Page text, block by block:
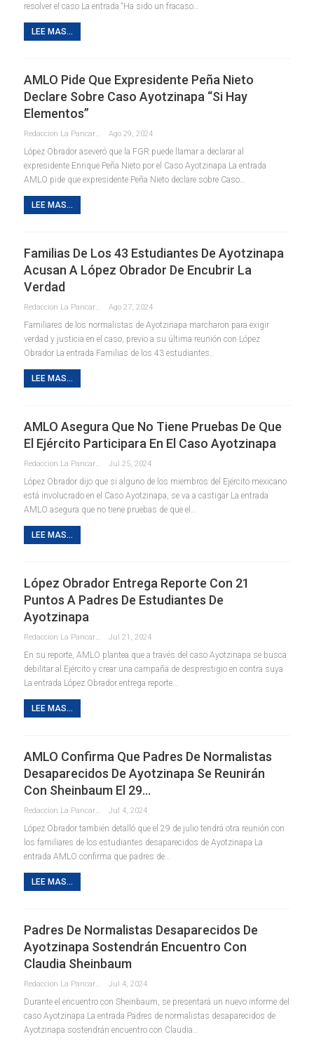
resolver el caso La entrada “Ha sido un fracaso…
LEE MAS...
AMLO Pide Que Expresidente Peña Nieto
Declare Sobre Caso Ayotzinapa “si Hay
Elementos”
Redaccion La Pancarta De Quintana Roo Ago 29, 2024
López Obrador aseveró que la FGR puede llamar a declarar al
expresidente Enrique Peña Nieto por el Caso Ayotzinapa La entrada
AMLO pide que expresidente Peña Nieto declare sobre Caso…
LEE MAS...
Familias De Los 43 Estudiantes De Ayotzinapa
Acusan A López Obrador De Encubrir La
Verdad
Redaccion La Pancarta De Quintana Roo Ago 27, 2024
Familiares de los normalistas de Ayotzinapa marcharon para exigir
verdad y justicia en el caso, previo a su última reunión con López
Obrador La entrada Familias de los 43 estudiantes…
LEE MAS...
AMLO Asegura Que No Tiene Pruebas De Que
El Ejército Participara En El Caso Ayotzinapa
Redaccion La Pancarta De Quintana Roo Jul 25, 2024
López Obrador dijo que si alguno de los miembros del Ejército mexicano
está involucrado en el Caso Ayotzinapa, se va a castigar La entrada
AMLO asegura que no tiene pruebas de que el…
LEE MAS...
López Obrador Entrega Reporte Con 21
Puntos A Padres De Estudiantes De
Ayotzinapa
Redaccion La Pancarta De Quintana Roo Jul 21, 2024
En su reporte, AMLO plantea que a través del caso Ayotzinapa se busca
debilitar al Ejército y crear una campaña de desprestigio en contra suya
La entrada López Obrador entrega reporte…
LEE MAS...
AMLO Confirma Que Padres De Normalistas
Desaparecidos De Ayotzinapa Se Reunirán
Con Sheinbaum El 29…
Redaccion La Pancarta De Quintana Roo Jul 4, 2024
López Obrador también detalló que el 29 de julio tendrá otra reunión con
los familiares de los estudiantes desaparecidos de Ayotzinapa La
entrada AMLO confirma que padres de…
LEE MAS...
Padres De Normalistas Desaparecidos De
Ayotzinapa Sostendrán Encuentro Con
Claudia Sheinbaum
Redaccion La Pancarta De Quintana Roo Jul 4, 2024
Durante el encuentro con Sheinbaum, se presentará un nuevo informe del
caso Ayotzinapa La entrada Padres de normalistas desaparecidos de
Ayotzinapa sostendrán encuentro con Claudia…